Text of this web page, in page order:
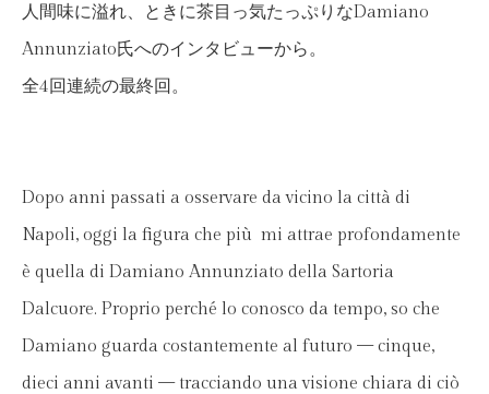
人間味に溢れ、ときに茶目っ気たっぷりなDamiano
Annunziato氏へのインタビューから。
全4回連続の最終回。
Dopo anni passati a osservare da vicino la città di
Napoli, oggi la figura che più mi attrae profondamente
è quella di Damiano Annunziato della Sartoria
Dalcuore. Proprio perché lo conosco da tempo, so che
Damiano guarda costantemente al futuro — cinque,
dieci anni avanti — tracciando una visione chiara di ciò